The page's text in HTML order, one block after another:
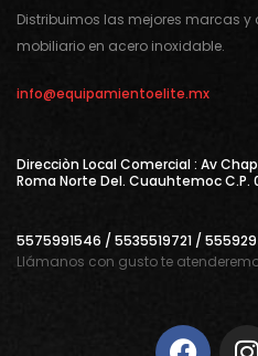
Distribuimos las mejores marcas
mobiliario en acero inoxidable.
info@equipamientoelite.mx
Direcciòn Local Comercial : Av
Roma Norte Del. Cuauhtemoc C.P.
5575991546 / 5535519721 /
Llámanos con gusto te